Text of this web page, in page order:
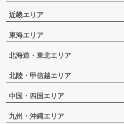
近畿エリア
東海エリア
北海道・東北エリア
北陸・甲信越エリア
中国・四国エリア
九州・沖縄エリア